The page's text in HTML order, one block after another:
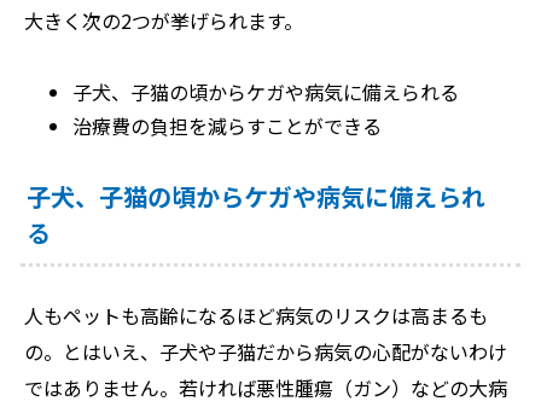
大きく次の2つが挙げられます。
子犬、子猫の頃からケガや病気に備えられる
治療費の負担を減らすことができる
子犬、子猫の頃からケガや病気に備えられ
る
人もペットも高齢になるほど病気のリスクは高まるも
の。とはいえ、子犬や子猫だから病気の心配がないわけ
ではありません。若ければ悪性腫瘍（ガン）などの大病